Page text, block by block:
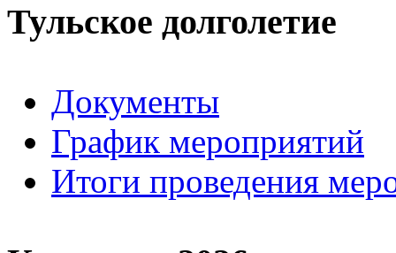
Тульское долголетие
Документы
График мероприятий
Итоги проведения